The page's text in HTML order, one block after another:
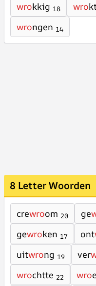
wrokkig 18 wro
wrongen 14
8 Letter Woorden
crewroom 20 ge
gewroken 17 ont
uitwrong 19 ver
wrochtte 22 wro